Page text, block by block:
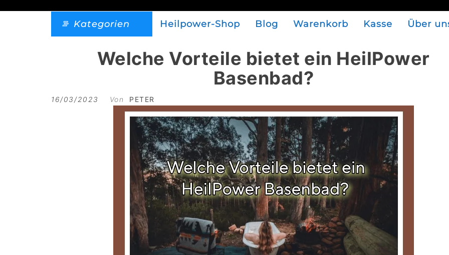
Kategorien Heilpower-Shop Blog Warenkorb Kasse Über
Welche Vorteile bietet ein HeilPower
Basenbad?
16/03/2023 Von PETER